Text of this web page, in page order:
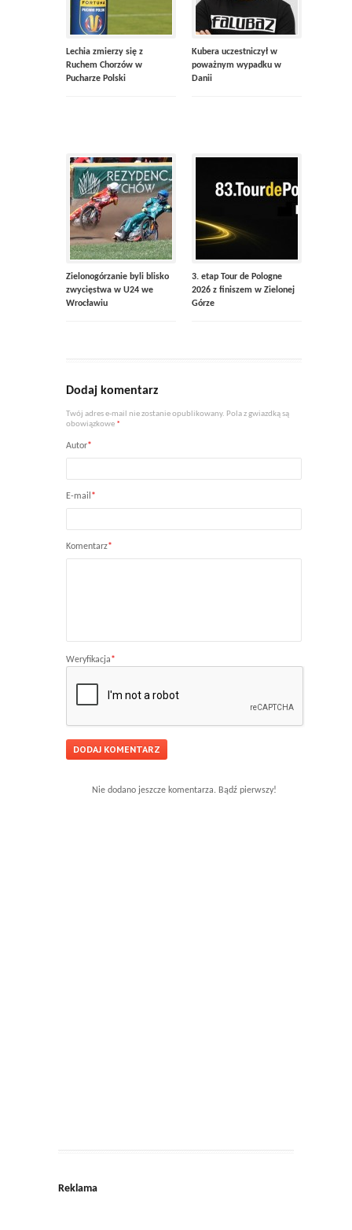
Lechia zmierzy się z
Ruchem Chorzów w
Pucharze Polski
Kubera uczestniczył w
poważnym wypadku w
Danii
Zielonogórzanie byli blisko
zwycięstwa w U24 we
Wrocławiu
3. etap Tour de Pologne
2026 z finiszem w Zielonej
Górze
Dodaj komentarz
Twój adres e-mail nie zostanie opublikowany. Pola z gwiazdką są
obowiązkowe *
Autor*
E-mail*
Komentarz*
Weryfikacja*
Nie dodano jeszcze komentarza. Bądź pierwszy!
Reklama